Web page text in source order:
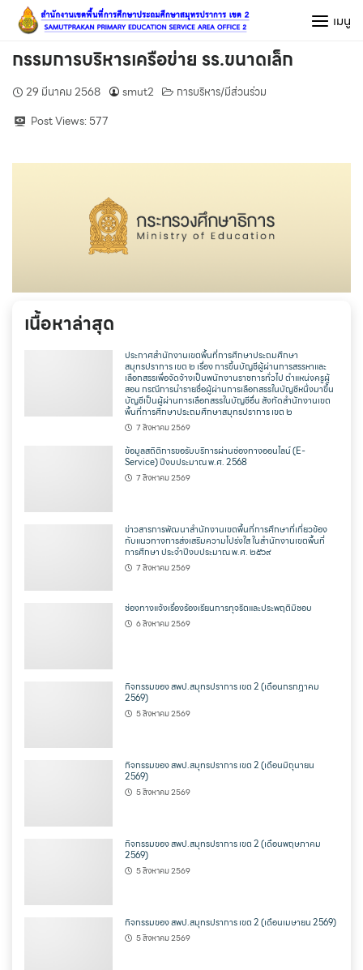
Skip
content
เมนู
กรรมการบริหารเครือข่าย รร.ขนาดเล็ก
29 มีนาคม 2568 smut2
การบริหาร/มีส่วนร่วม
Post Views:577
เนื้อหาล่าสุด
ประกาศสำนักงานเขตพื้นที่การศึกษาประถมศึกษา
สมุทรปราการ เขต ๒ เรื่อง การขึ้นบัญชีผู้ผ่านการสรรหาและ
เลือกสรรเพื่อจัดจ้างเป็นพนักงานราชการทั่วไป ตำแหน่งครูผู้
สอน กรณีการนำรายชื่อผู้ผ่านการเลือกสรรในบัญชีหนึ่งมาขึ้น
บัญชีเป็นผู้ผ่านการเลือกสรรในบัญชีอื่น สังกัดสำนักงานเขต
พื้นที่การศึกษาประถมศึกษาสมุทรปราการ เขต ๒
7 สิงหาคม 2569
ข้อมูลสถิติการขอรับบริการผ่านช่องทางออนไลน์ (E-
Service) ปีงบประมาณ พ.ศ. 2568
7 สิงหาคม 2569
ข่าวสารการพัฒนาสำนักงานเขตพื้นที่การศึกษาที่เกี่ยวข้อง
กับแนวทางการส่งเสริมความโปร่งใส ในสำนักงานเขตพื้นที่
การศึกษา ประจำปีงบประมาณ พ.ศ. ๒๕๖๙
7 สิงหาคม 2569
ช่องทางแจ้งเรื่องร้องเรียนการทุจริตและประพฤติมิชอบ
6 สิงหาคม 2569
กิจกรรมของ สพป.สมุทรปราการ เขต 2 (เดือนกรกฎาคม
2569)
5 สิงหาคม 2569
กิจกรรมของ สพป.สมุทรปราการ เขต 2 (เดือนมิถุนายน
2569)
5 สิงหาคม 2569
กิจกรรมของ สพป.สมุทรปราการ เขต 2 (เดือนพฤษภาคม
2569)
5 สิงหาคม 2569
กิจกรรมของ สพป.สมุทรปราการ เขต 2 (เดือนเมษายน 2569)
5 สิงหาคม 2569